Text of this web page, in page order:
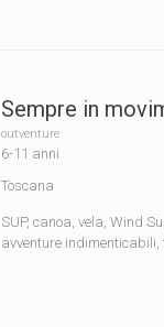
Sempre in
outventure
6-11 anni
Toscana
SUP, canoa, vela, Wind
avventure